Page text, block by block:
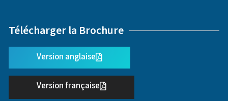
Télécharger la Brochure
Version anglaise
Version française